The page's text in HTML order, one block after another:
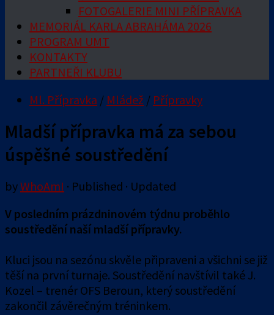
FOTOGALERIE MINI PŘÍPRAVKA
MEMORIÁL KARLA ABRAHÁMA 2026
PROGRAM UMT
KONTAKTY
PARTNEŘI KLUBU
Ml. Přípravka / Mládež / Přípravky
Mladší přípravka má za sebou
úspěšné soustředění
byWhoAmI · Published · Updated
V posledním prázdninovém týdnu proběhlo
soustředění naší mladší přípravky.
Kluci jsou na sezónu skvěle připraveni a všichni se již
těší na první turnaje. Soustředění navštívil také J.
Kozel – trenér OFS Beroun, který soustředění
zakončil závěrečným tréninkem.